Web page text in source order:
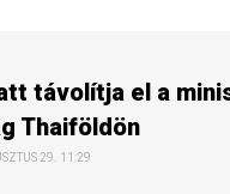
távolítja el a
Thaiföldön
29. 11:29